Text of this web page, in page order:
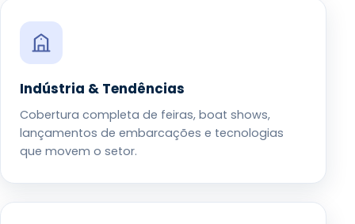
Indústria & Tendências
Cobertura completa de feiras, boat shows,
lançamentos de embarcações e tecnologias
que movem o setor.